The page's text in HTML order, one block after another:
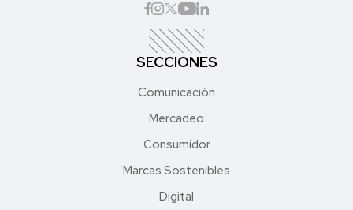
SECCIONES
Comunicación
Mercadeo
Consumidor
Marcas Sostenibles
Digital